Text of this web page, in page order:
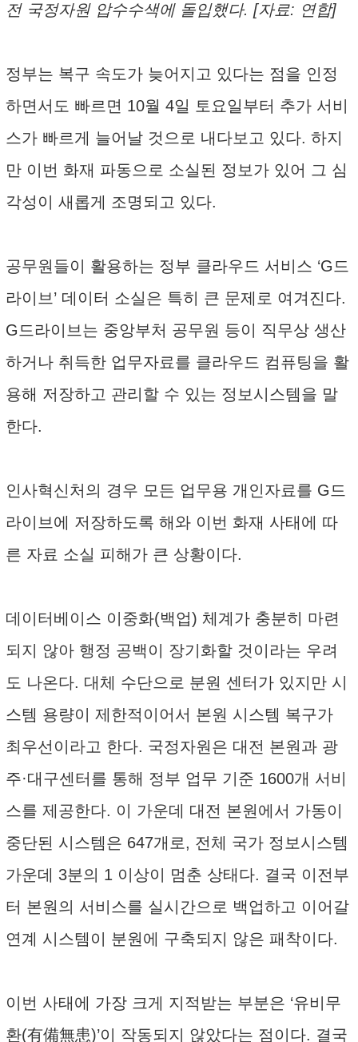
전 국정자원 압수수색에 돌입했다. [자료: 연합]
정부는 복구 속도가 늦어지고 있다는 점을 인정
하면서도 빠르면 10월 4일 토요일부터 추가 서비
스가 빠르게 늘어날 것으로 내다보고 있다. 하지
만 이번 화재 파동으로 소실된 정보가 있어 그 심
각성이 새롭게 조명되고 있다.
공무원들이 활용하는 정부 클라우드 서비스 ‘G드
라이브’ 데이터 소실은 특히 큰 문제로 여겨진다.
G드라이브는 중앙부처 공무원 등이 직무상 생산
하거나 취득한 업무자료를 클라우드 컴퓨팅을 활
용해 저장하고 관리할 수 있는 정보시스템을 말
한다.
인사혁신처의 경우 모든 업무용 개인자료를 G드
라이브에 저장하도록 해와 이번 화재 사태에 따
른 자료 소실 피해가 큰 상황이다.
데이터베이스 이중화(백업) 체계가 충분히 마련
되지 않아 행정 공백이 장기화할 것이라는 우려
도 나온다. 대체 수단으로 분원 센터가 있지만 시
스템 용량이 제한적이어서 본원 시스템 복구가
최우선이라고 한다. 국정자원은 대전 본원과 광
주·대구센터를 통해 정부 업무 기준 1600개 서비
스를 제공한다. 이 가운데 대전 본원에서 가동이
중단된 시스템은 647개로, 전체 국가 정보시스템
가운데 3분의 1 이상이 멈춘 상태다. 결국 이전부
터 본원의 서비스를 실시간으로 백업하고 이어갈
연계 시스템이 분원에 구축되지 않은 패착이다.
이번 사태에 가장 크게 지적받는 부분은 ‘유비무
환(有備無患)’이 작동되지 않았다는 점이다. 결국